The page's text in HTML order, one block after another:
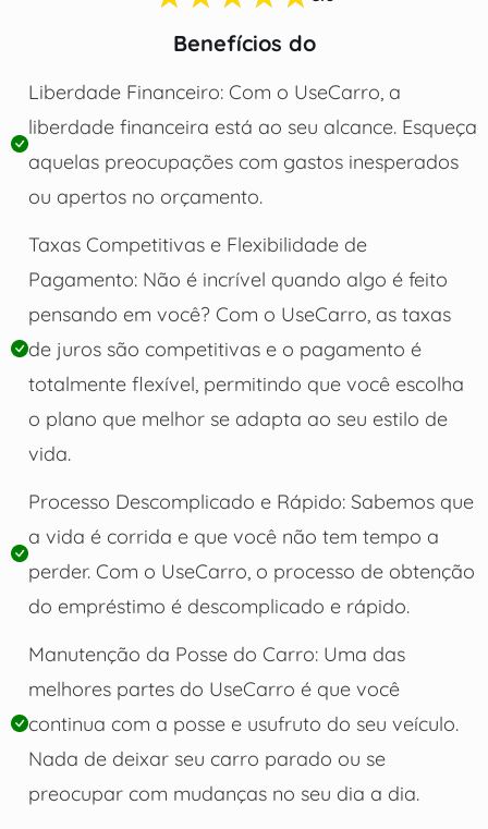
Benefícios do
Liberdade Financeiro: Com o UseCarro, a
liberdade financeira está ao seu alcance. Esqueça
aquelas preocupações com gastos inesperados
ou apertos no orçamento.
Taxas Competitivas e Flexibilidade de
Pagamento: Não é incrível quando algo é feito
pensando em você? Com o UseCarro, as taxas
de juros são competitivas e o pagamento é
totalmente flexível, permitindo que você escolha
o plano que melhor se adapta ao seu estilo de
vida.
Processo Descomplicado e Rápido: Sabemos que
a vida é corrida e que você não tem tempo a
perder. Com o UseCarro, o processo de obtenção
do empréstimo é descomplicado e rápido.
Manutenção da Posse do Carro: Uma das
melhores partes do UseCarro é que você
continua com a posse e usufruto do seu veículo.
Nada de deixar seu carro parado ou se
preocupar com mudanças no seu dia a dia.